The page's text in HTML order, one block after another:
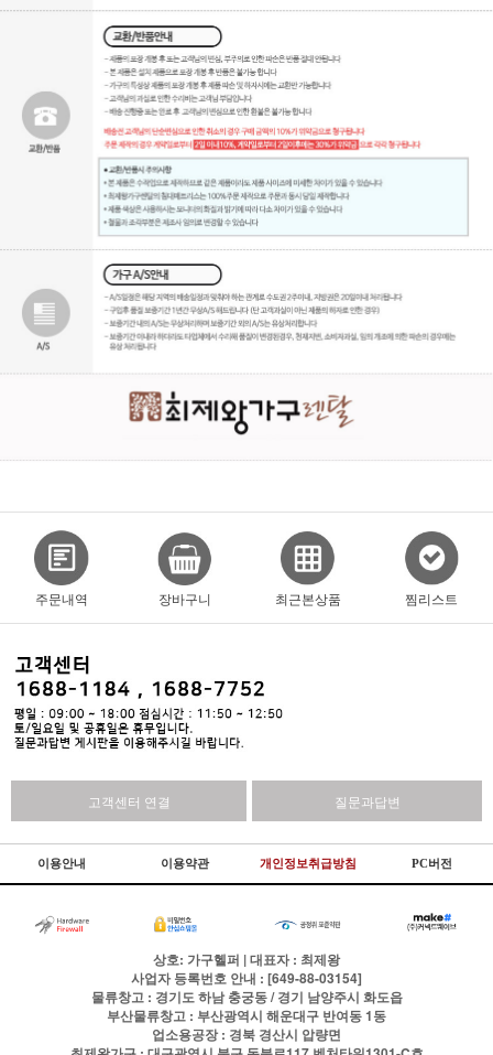
주문내역 장바구니 최근본상품 찜리스트
고객센터 연결 질문과답변
이용안내 이용약관 개인정보취급방침 PC버전
상호: 가구헬퍼 | 대표자 : 최제왕
사업자 등록번호 안내 : [649-88-03154]
물류창고 : 경기도 하남 충궁동 / 경기 남양주시 화도읍
부산물류창고 : 부산광역시 해운대구 반여동 1동
업소용공장 : 경북 경산시 압량면